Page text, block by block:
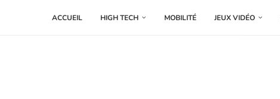
ACCUEIL HIGH TECH MOBILITÉ JEUX VIDÉO